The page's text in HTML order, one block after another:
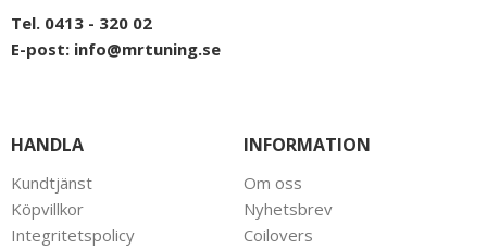
Tel. 0413 - 320 02
E-post: info@mrtuning.se
HANDLA
Kundtjänst
Köpvillkor
Integritetspolicy
INFORMATION
Om oss
Nyhetsbrev
Coilovers